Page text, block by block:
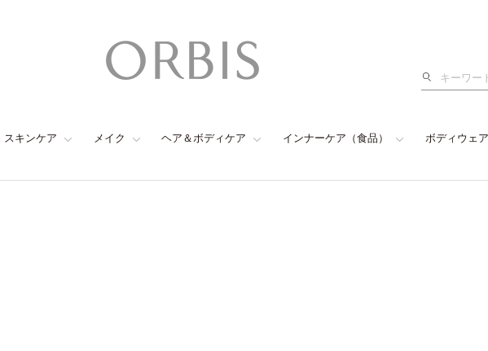
検
スキンケア メイク ヘア＆ボディケア インナーケア（食品） ボディウェア